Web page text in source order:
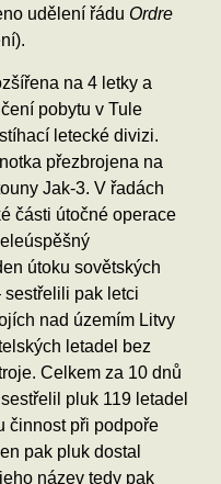
udělení řádu Ordre
na 4 letky a
pobytu v Tule
letecké divizi.
přezbrojena na
Jak-3. V řadách
části útočné operace
útoku sovětských
pak letci
nad územím Litvy
letadel bez
Celkem za 10 dnů
pluk 119 letadel
činnost při podpoře
pak pluk dostal
název tedy pak